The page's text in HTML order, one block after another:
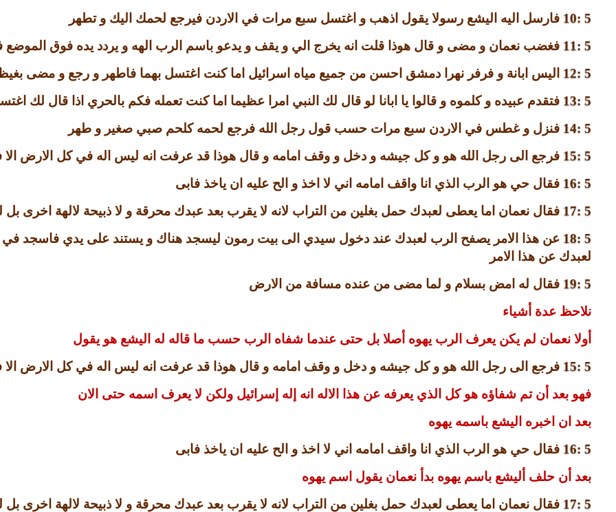
5 :10
فارسل اليه اليشع رسولا يقول اذهب و اغتسل سبع مرات في الاردن فيرجع لحمك اليك و تطهر
5 :11
فغضب نعمان و مضى و قال هوذا قلت انه يخرج الي و يقف و يدعو باسم الرب الهه و يردد يده فوق
5 :12
اليس ابانة و فرفر نهرا دمشق احسن من جميع مياه اسرائيل اما كنت اغتسل بهما فاطهر و رجع و مضى
5 :13
فتقدم عبيده و كلموه و قالوا يا ابانا لو قال لك النبي امرا عظيما اما كنت تعمله فكم بالحري اذا قال لك
5 :14
فنزل و غطس في الاردن سبع مرات حسب قول رجل الله فرجع لحمه كلحم صبي صغير و طهر
5 :15
فرجع الى رجل الله هو و كل جيشه و دخل و وقف امامه و قال هوذا قد عرفت انه ليس اله في كل الارض الا
5 :16
فقال حي هو الرب الذي انا واقف امامه اني لا اخذ و الح عليه ان ياخذ فابى
5 :17
فقال نعمان اما يعطى لعبدك حمل بغلين من التراب لانه لا يقرب بعد عبدك محرقة و لا ذبيحة لالهة اخرى بل
5 :18
عن هذا الامر يصفح الرب لعبدك عند دخول سيدي الى بيت رمون ليسجد هناك و يستند على يدي فاسجد
لعبدك عن هذا الامر
5 :19
فقال له امض بسلام و لما مضى من عنده مسافة من الارض
نلاحظ عدة أشياء
أولا نعمان لم يكن يعرف الرب يهوه أصلا بل حتى عندما شفاه الرب حسب ما قاله له اليشع هو يقول
5 :15
فرجع الى رجل الله هو و كل جيشه و دخل و وقف امامه و قال هوذا قد عرفت انه ليس اله في كل الارض الا
فهو بعد أن تم شفاؤه هو كل الذي يعرفه عن هذا الاله انه إله إسرائيل ولكن لا يعرف اسمه حتى الان
بعد ان اخبره اليشع باسمه يهوه
5 :16
فقال حي هو الرب الذي انا واقف امامه اني لا اخذ و الح عليه ان ياخذ فابى
بعد أن حلف أليشع باسم يهوه بدأ نعمان يقول اسم يهوه
5 :17
فقال نعمان اما يعطى لعبدك حمل بغلين من التراب لانه لا يقرب بعد عبدك محرقة و لا ذبيحة لالهة اخرى بل